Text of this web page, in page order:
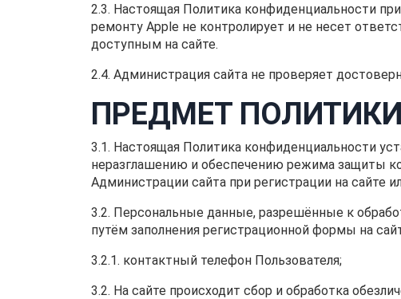
2.3. Настоящая Политика конфиденциальности
ремонту Apple не контролирует и не несет
доступным на сайте.
2.4. Администрация сайта не проверяет
ПРЕДМЕТ
3.1. Настоящая Политика конфиденциальности
неразглашению и обеспечению режима защиты
Администрации сайта при регистрации на сайте
3.2. Персональные данные, разрешённые к
путём заполнения регистрационной формы на
3.2.1. контактный телефон Пользователя;
3.2. На сайте происходит сбор и обработка